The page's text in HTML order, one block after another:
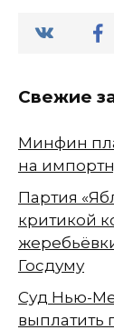
Свежие
Минфин
на
Партия
критикой
Госдуму
Суд Нью-
выплатить